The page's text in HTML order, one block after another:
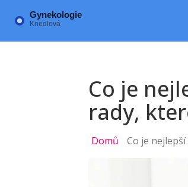
Co je
rady,
Domů Co je